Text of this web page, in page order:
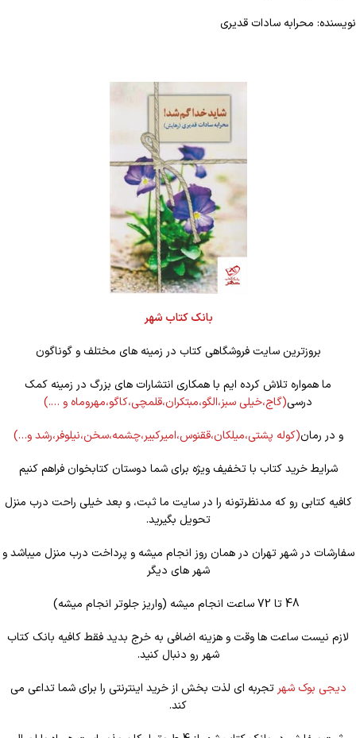
نویسنده: محرابه سادات قدیری
بانک کتاب شهر
بروزترین سایت فروشگاهی کتاب در زمینه های مختلف و گوناگون
ما همواره تلاش کرده ایم با همکاری انتشارات های بزرگ در زمینه کمک
درسی(گاج،خیلی سبز،الگو،مبتکران،قلمچی،کاگو،مهروماه و ….)
و در رمان(کوله پشتی،میلکان،ققنوس،امیرکبیر،چشمه،سخن،نیلوفر،رشد و…)
شرایط خرید کتاب با تخفیف ویژه برای شما دوستان کتابخوان فراهم کنیم
کافیه کتابی رو که مدنظرتونه را در سایت ما ثبت، و بعد خیلی راحت درب منزل
تحویل بگیرید.
سفارشات در شهر تهران در همان روز انجام میشه و پرداخت درب منزل میباشد و
شهر های دیگر
لازم نیست ساعت ها وقت و هزینه اضافی به خرج بدید فقط کافیه بانک کتاب
شهر رو دنبال کنید.
دیجی بوک شهر تجربه ای لذت بخش از خرید اینترنتی را برای شما تداعی می
کند.